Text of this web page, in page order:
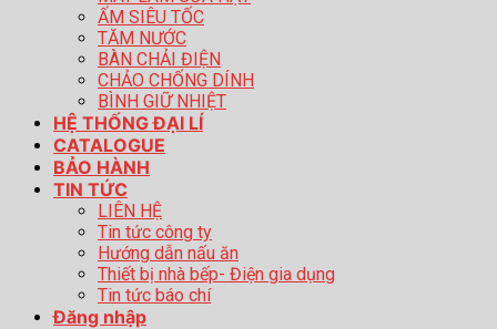
ẤM SIÊU TỐC
TĂM NƯỚC
BÀN CHẢI ĐIỆN
CHẢO CHỐNG DÍNH
BÌNH GIỮ NHIỆT
HỆ THỐNG ĐẠI LÍ
CATALOGUE
BẢO HÀNH
TIN TỨC
LIÊN HỆ
Tin tức công ty
Hướng dẫn nấu ăn
Thiết bị nhà bếp- Điện gia dụng
Tin tức báo chí
Đăng nhập